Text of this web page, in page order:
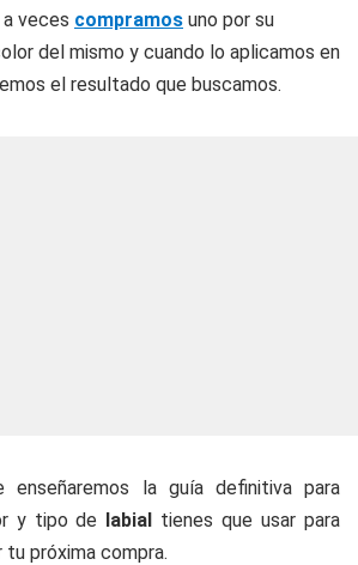
veces compramos uno por su
del mismo y cuando lo aplicamos en
el resultado que buscamos.
enseñaremos la guía definitiva para
y tipo de labial tienes que usar para
próxima compra.